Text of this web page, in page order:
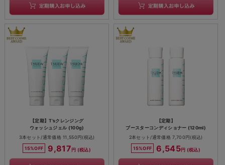
【定期】T’sクレンジング
ウォッシュジェル (100g)
3本セット/通常価格 11,550円(税込)
15%OFF
9,817円 (税込)
【定期】
ブースターコンディショナー (120ml)
2本セット/通常価格 7,700円(税込)
15%OFF
6,545円 (税込)